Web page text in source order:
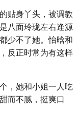
贴身丫头，被调教
八面玲珑左右逢源
少不了她。怡晗和
反正时常为有这样
，她和小姐一人吃
而不腻，挺爽口